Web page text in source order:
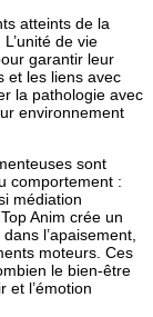
atteints de la
de vie
garantir leur
et les liens avec
la pathologie avec
environnement
sont
comportement :
médiation
Anim crée un
l’apaisement,
moteurs. Ces
le bien-être
et l’émotion